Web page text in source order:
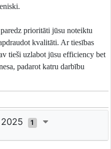
prioritāti jūsu noteiktu
kvalitāti. Ar tiesības
tieši uzlabot jūsu efficiency bet
padarot katru darbību
1